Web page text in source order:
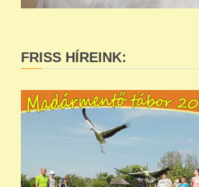
FRISS HÍREINK: